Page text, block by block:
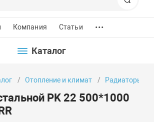
Компания Статьи ...
Каталог
Отопление и климат Радиаторы
PK 22 500*1000